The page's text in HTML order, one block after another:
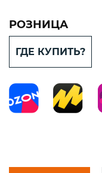
РОЗНИЦА
ГДЕ КУПИТЬ?